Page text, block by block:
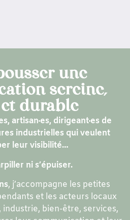
une
sereine,
durable
artisan·es, dirigeant·es de
industrielles qui veulent
leur visibilité…
ni s’épuiser.
, j’accompagne les petites
et les acteurs locaux
bien-être, services,